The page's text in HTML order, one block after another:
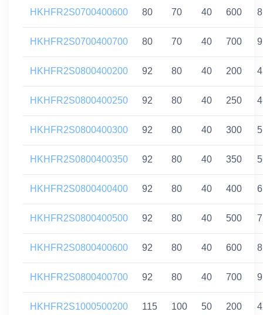
HKHFR2S0700400600 80 70 40 600
HKHFR2S0700400700 80 70 40 700
HKHFR2S0800400200 92 80 40 200
HKHFR2S0800400250 92 80 40 250
HKHFR2S0800400300 92 80 40 300
HKHFR2S0800400350 92 80 40 350
HKHFR2S0800400400 92 80 40 400
HKHFR2S0800400500 92 80 40 500
HKHFR2S0800400600 92 80 40 600
HKHFR2S0800400700 92 80 40 700
HKHFR2S1000500200 115 100 50 200